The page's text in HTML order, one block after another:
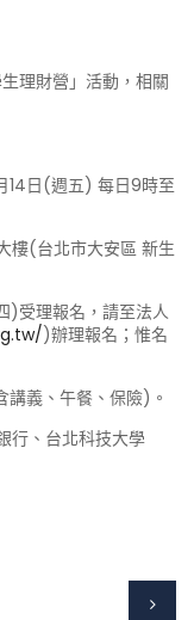
理財營」活動，相關
14日(週五) 每日9時至
樓(台北市大安區 新生
)受理報名，請至法人
)辦理報名；惟名
講義、午餐、保險)。
行、台北科技大學